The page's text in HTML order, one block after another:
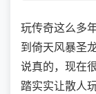
玩传奇这么多
到倚天风暴圣
说真的，现在
踏实实让散人